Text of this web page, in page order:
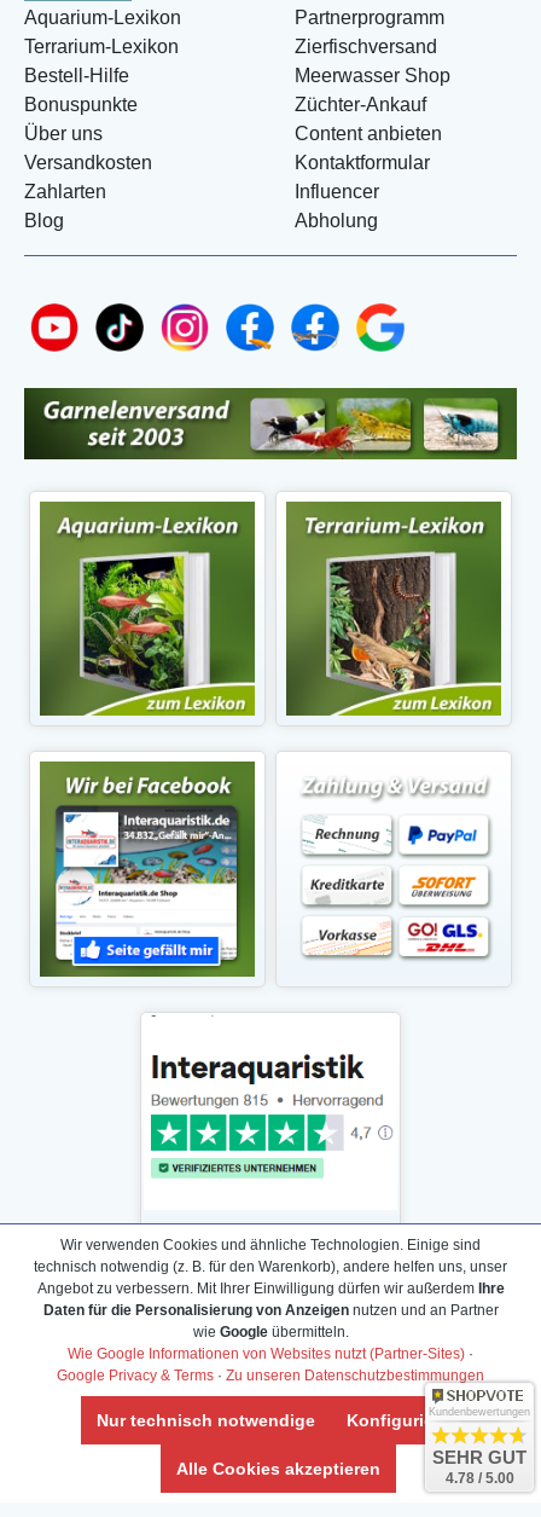
Aquarium-Lexikon
Terrarium-Lexikon
Bestell-Hilfe
Bonuspunkte
Über uns
Versandkosten
Zahlarten
Blog
Partnerprogramm
Zierfischversand
Meerwasser Shop
Züchter-Ankauf
Content anbieten
Kontaktformular
Influencer
Abholung
Daten­schutz­erklärung
Widerrufs­recht /Widerrufs­formular
AGB & Info
Impressum
Umwelt und Entsorgung
Vertrag widerrufen
Wir verwenden Cookies und ähnliche Technologien. Einige sind
technisch notwendig (z. B. für den Warenkorb), andere helfen uns, unser
Angebot zu verbessern. Mit Ihrer Einwilligung dürfen wir außerdem Ihre
Daten für die Personalisierung von Anzeigennutzen und an Partner
wie Googleübermitteln.
Wie Google Informationen von Websites nutzt (Partner-Sites) ·
Google Privacy & Terms · Zu unseren Datenschutzbestimmungen
Nur technisch notwendige Konfigurieren
Alle Cookies akzeptieren
Kundenbewertungen
SEHR GUT
4.78 / 5.00